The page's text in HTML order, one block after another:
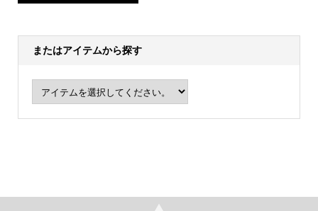
またはアイテムから探す